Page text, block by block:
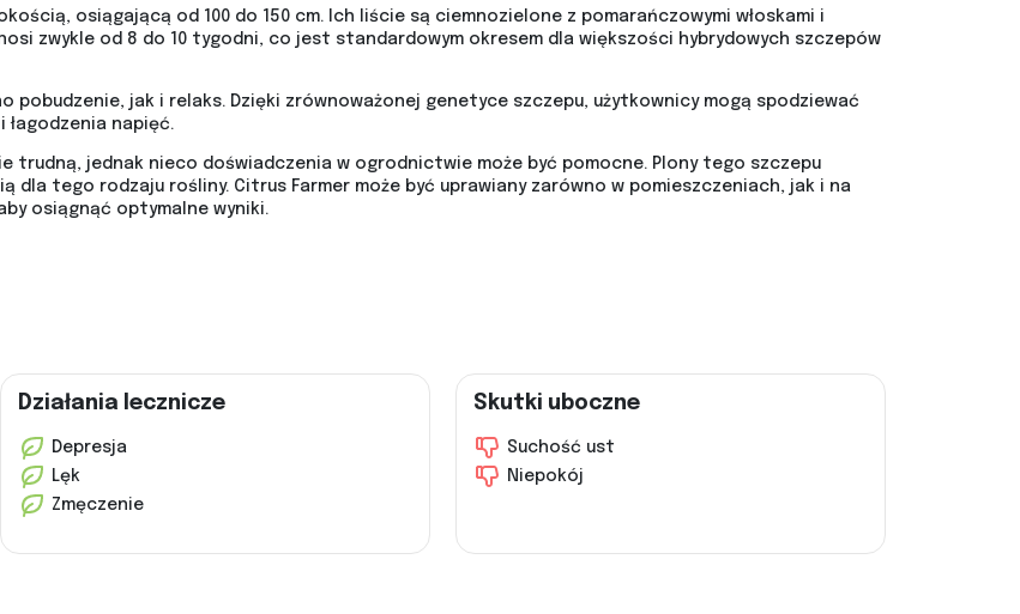
osiągającą od 100 do 150 cm. Ich liście są ciemnozielone z pomarańczowymi włoskami i
zwykle od 8 do 10 tygodni, co jest standardowym okresem dla większości hybrydowych szczepów
pobudzenie, jak i relaks. Dzięki zrównoważonej genetyce szczepu, użytkownicy mogą spodziewać
napięć.
trudną, jednak nieco doświadczenia w ogrodnictwie może być pomocne. Plony tego szczepu
tego rodzaju rośliny. Citrus Farmer może być uprawiany zarówno w pomieszczeniach, jak i na
osiągnąć optymalne wyniki.
Działania lecznicze
Depresja
Lęk
Zmęczenie
Skutki uboczne
Suchość ust
Niepokój